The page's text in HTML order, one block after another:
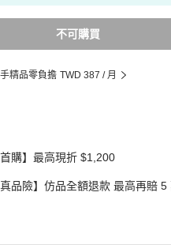
不可購買
精品零負擔 TWD 387 / 月
首購】最高現折 $1,200
真品險】仿品全額退款 最高再賠 5